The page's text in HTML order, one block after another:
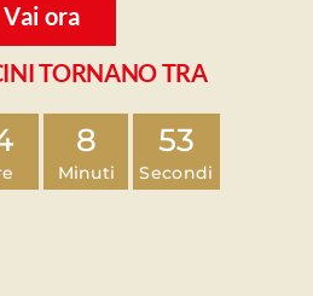
Vai ora
TORNANO TRA
8
Minuti
53
Secondi